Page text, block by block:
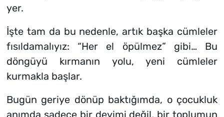
yer.
İşte tam da bu nedenle, artık başka cümleler
fısıldamalıyız: “Her el öpülmez” gibi… Bu
döngüyü kırmanın yolu, yeni cümleler
kurmakla başlar.
Bugün geriye dönüp baktığımda, o çocukluk
anımda sadece bir deyimi değil, bir toplumun